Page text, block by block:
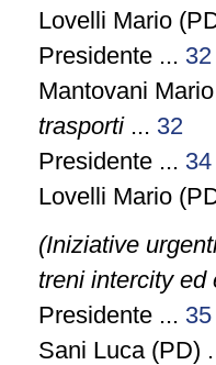
Lovelli Mario
Presidente ... 32
Mantovani
trasporti... 32
Presidente ... 34
Lovelli Mario
(Iniziative
treni intercity ed
Presidente ... 35
Sani Luca (PD)